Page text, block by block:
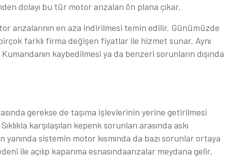
dolayı bu tür motor arızaları ön plana çıkar.
arızalarının en aza indirilmesi temin edilir. Günümüzde
farklı firma değişen fiyatlar ile hizmet sunar. Aynı
kaybedilmesi ya da benzeri sorunların dışında
gerekse de taşıma işlevlerinin yerine getirilmesi
karşılaşılan kepenk sorunları arasında askı
yanında sistemin motor kısmında da bazı sorunlar ortaya
ile açılıp kapanma esnasındaarızalar meydana gelir.